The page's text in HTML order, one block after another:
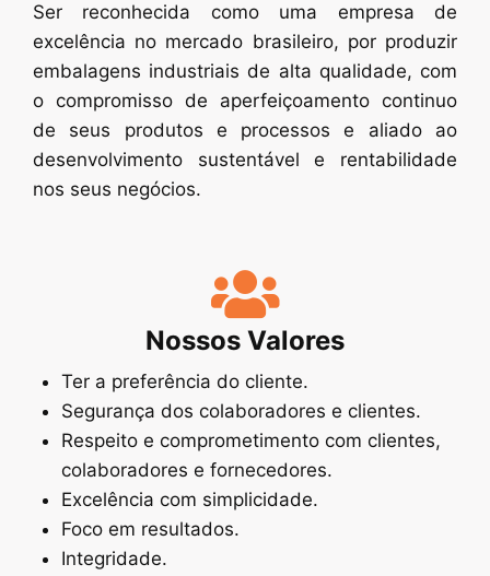
Ser reconhecida como uma empresa de
excelência no mercado brasileiro, por produzir
embalagens industriais de alta qualidade, com
o compromisso de aperfeiçoamento continuo
de seus produtos e processos e aliado ao
desenvolvimento sustentável e rentabilidade
nos seus negócios.
Nossos Valores
Ter a preferência do cliente.
Segurança dos colaboradores e clientes.
Respeito e comprometimento com clientes,
colaboradores e fornecedores.
Excelência com simplicidade.
Foco em resultados.
Integridade.